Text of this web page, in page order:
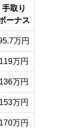
手取り
ーナス
万円
119万円
136万円
153万円
170万円